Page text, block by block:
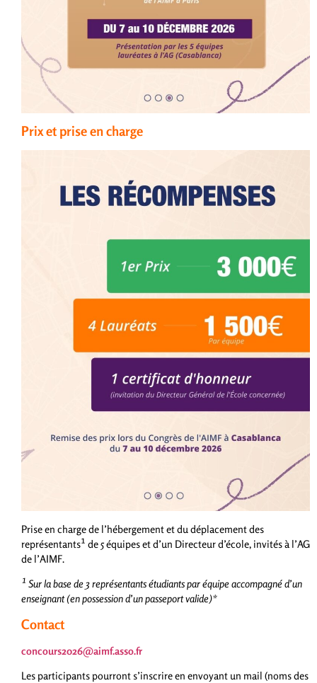
Prix et prise en charge
Prise en charge de l’hébergement et du déplacement des
représentants¹ de 5 équipes et d’un Directeur d’école, invités à l’AG
de l’AIMF.
¹ Sur la base de 3 représentants étudiants par équipe accompagné d’un
enseignant (en possession d’un passeport valide)*
Contact
concours2026@aimf.asso.fr
Les participants pourront s’inscrire en envoyant un mail (noms des